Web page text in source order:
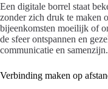
Een digitale borrel staat
zonder zich druk te maken
bijeenkomsten moeilijk of
de sfeer ontspannen en
communicatie en samenzijn.
Verbinding maken op